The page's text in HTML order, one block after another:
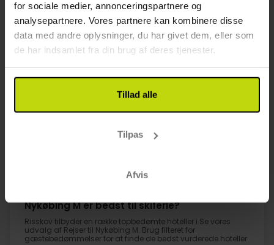
for sociale medier, annonceringspartnere og
analysepartnere. Vores partnere kan kombinere disse
data med andre oplysninger, du har givet dem, eller som
de har indsamlet fra din brug af deres tjenester.
Tillad alle
Tilpas
Afvis
1
FAQ
Hvilke hoteller i Se vores udvalg af Rejser til
Nykøbing M tilbyder måltider eller
Nykøbing M er bedst til skiferie?
Risskov tilbyder en række topbedømte hoteller i Se vores
udvalg af Rejser til Nykøbing M. Brug filteret for
gæstebedømmelser for at finde de bedst vurderede hoteller.